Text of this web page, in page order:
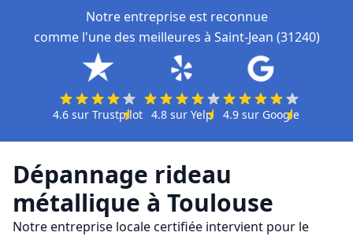
Notre entreprise est reconnue
comme l'une des meilleures à Saint-Jean (31240)
4.6 sur Trustpilot 4.8 sur Yelp 4.9sur Google
Dépannage rideau
métallique à Toulouse
Notre entreprise locale certifiée intervient pour le